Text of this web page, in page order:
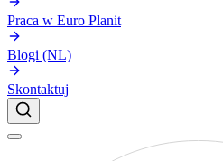
Praca w Euro Planit
Blogi (NL)
Skontaktuj